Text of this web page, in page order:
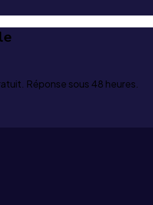
Réponse sous 48 heures.